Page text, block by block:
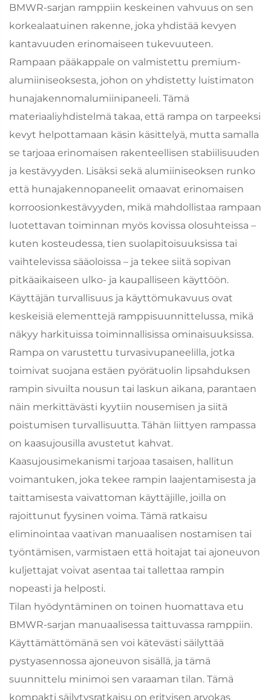
BMWR-sarjan ramppiin keskeinen vahvuus on sen
korkealaatuinen rakenne, joka yhdistää kevyen
kantavuuden erinomaiseen tukevuuteen.
Rampaan pääkappale on valmistettu premium-
alumiiniseoksesta, johon on yhdistetty luistimaton
hunajakennomalumiinipaneeli. Tämä
materiaaliyhdistelmä takaa, että rampa on tarpeeksi
kevyt helpottamaan käsin käsittelyä, mutta samalla
se tarjoaa erinomaisen rakenteellisen stabiilisuuden
ja kestävyyden. Lisäksi sekä alumiiniseoksen runko
että hunajakennopaneelit omaavat erinomaisen
korroosionkestävyyden, mikä mahdollistaa rampaan
luotettavan toiminnan myös kovissa olosuhteissa –
kuten kosteudessa, tien suolapitoisuuksissa tai
vaihtelevissa sääoloissa – ja tekee siitä sopivan
pitkäaikaiseen ulko- ja kaupalliseen käyttöön.
Käyttäjän turvallisuus ja käyttömukavuus ovat
keskeisiä elementtejä ramppisuunnittelussa, mikä
näkyy harkituissa toiminnallisissa ominaisuuksissa.
Rampa on varustettu turvasivupaneelilla, jotka
toimivat suojana estäen pyörätuolin lipsahduksen
rampin sivuilta nousun tai laskun aikana, parantaen
näin merkittävästi kyytiin nousemisen ja siitä
poistumisen turvallisuutta. Tähän liittyen rampassa
on kaasujousilla avustetut kahvat.
Kaasujousimekanismi tarjoaa tasaisen, hallitun
voimantuken, joka tekee rampin laajentamisesta ja
taittamisesta vaivattoman käyttäjille, joilla on
rajoittunut fyysinen voima. Tämä ratkaisu
eliminointaa vaativan manuaalisen nostamisen tai
työntämisen, varmistaen että hoitajat tai ajoneuvon
kuljettajat voivat asentaa tai tallettaa rampin
nopeasti ja helposti.
Tilan hyödyntäminen on toinen huomattava etu
BMWR-sarjan manuaalisessa taittuvassa ramppiin.
Käyttämättömänä sen voi kätevästi säilyttää
pystyasennossa ajoneuvon sisällä, ja tämä
suunnittelu minimoi sen varaaman tilan. Tämä
kompakti säilytysratkaisu on erityisen arvokas